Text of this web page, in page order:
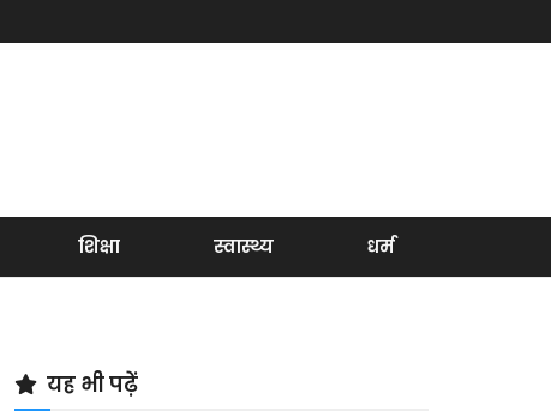
शिक्षा स्वास्थ्य धर्म
यह भी पढ़ें